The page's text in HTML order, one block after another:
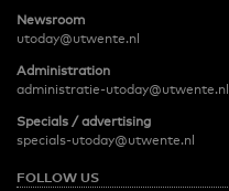
Newsroom
utoday@utwente.nl
Administration
administratie-utoday@utwente.nl
Specials / advertising
specials-utoday@utwente.nl
FOLLOW US